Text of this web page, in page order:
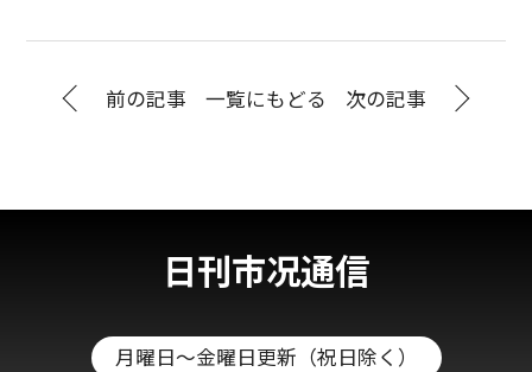
前の記事 一覧にもどる 次の記事
日刊市况通信
月曜日～金曜日更新（祝日除く）